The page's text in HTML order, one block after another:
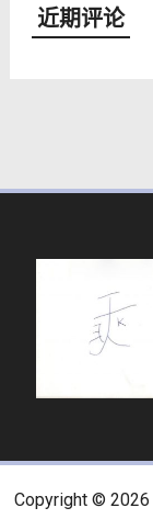
近期评论
Copyright © 2026